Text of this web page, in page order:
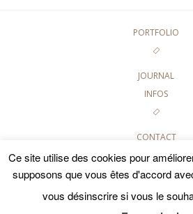
PORTFOLIO
JOURNAL
INFOS
CONTACT
GALERIES PRIVÉES
©2020 GIRL AND DUDE
PHOTOGRAPHIES DE CE SITE SONT
Ce site utilise des cookies pour
supposons que vous êtes d'accord
vous désinscrire si vous le